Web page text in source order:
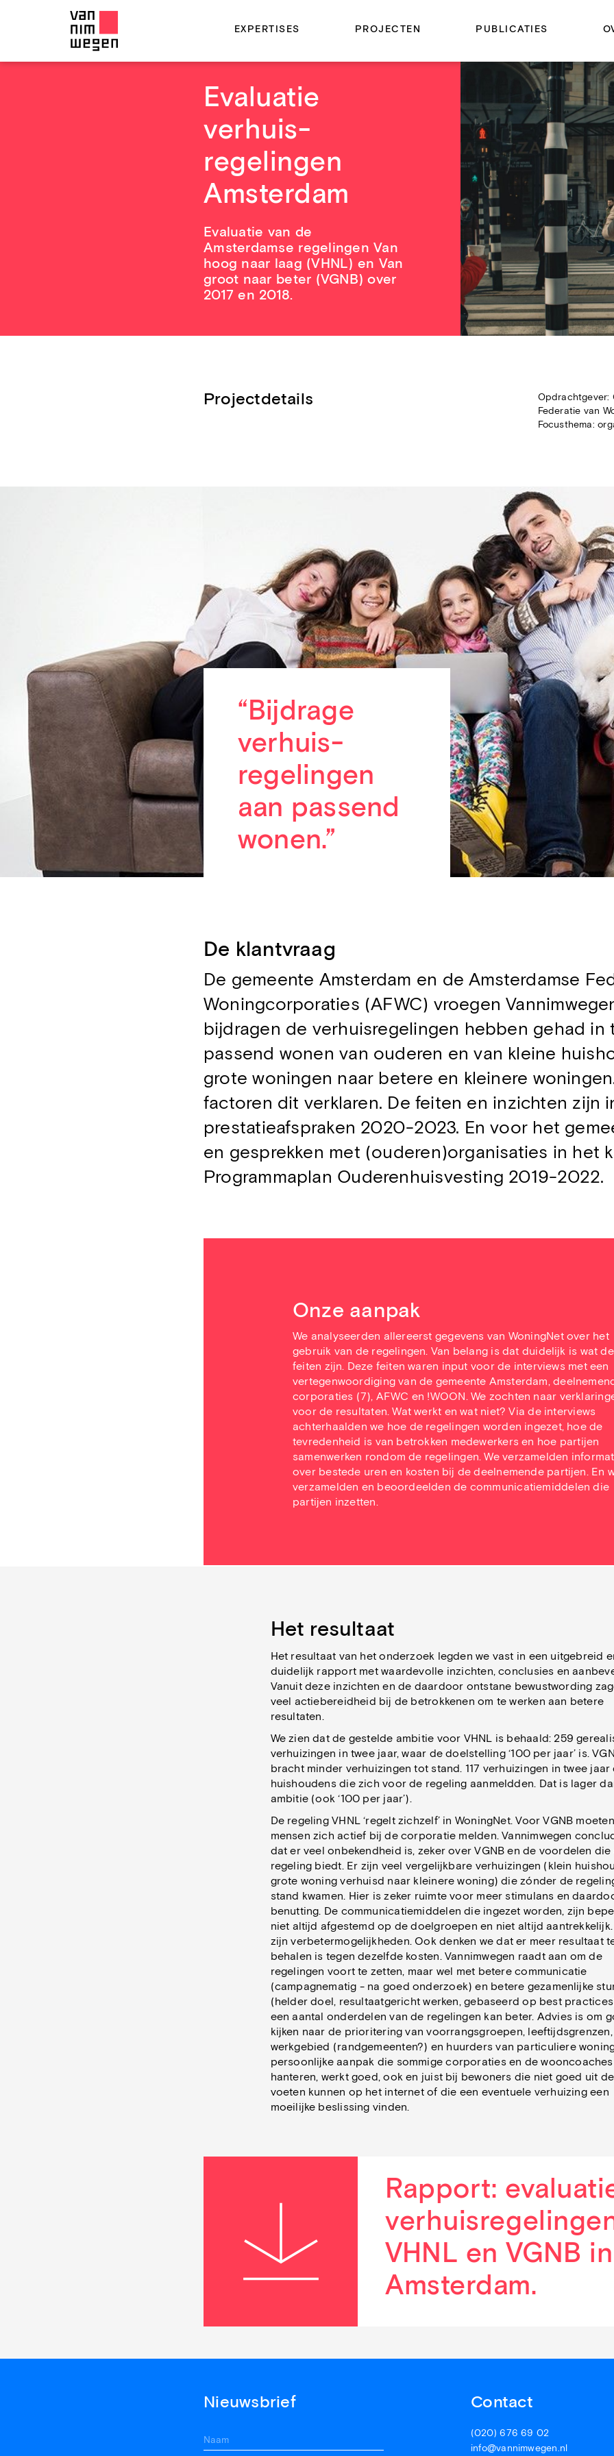
EXPERTISES PROJECTEN PUBLICATIES
Evaluatie
verhuis-
regelingen
Amsterdam
Evaluatie van de
Amsterdamse regelingen Van
hoog naar laag (VHNL) en Van
groot naar beter (VGNB) over
2017 en 2018.
Projectdetails
Opdrachtgever:
Federatie van
Focusthema:
“Bijdrage
verhuis-
regelingen
aan passend
wonen.”
De klantvraag
De gemeente Amsterdam en de Amsterdamse
Woningcorporaties (AFWC) vroegen
bijdragen de verhuisregelingen hebben gehad in
passend wonen van ouderen en van kleine
grote woningen naar betere en kleinere
factoren dit verklaren. De feiten en inzichten zijn
prestatieafspraken 2020-2023. En voor het
en gesprekken met (ouderen)organisaties in het
Programmaplan Ouderenhuisvesting 2019-2022.
Onze aanpak
We analyseerden allereerst gegevens van WoningNet over het
gebruik van de regelingen. Van belang is dat duidelijk is wat de
feiten zijn. Deze feiten waren input voor de interviews met een
vertegenwoordiging van de gemeente Amsterdam,
corporaties (7), AFWC en !WOON. We zochten naar
voor de resultaten. Wat werkt en wat niet? Via de interviews
achterhaalden we hoe de regelingen worden ingezet, hoe de
tevredenheid is van betrokken medewerkers en hoe partijen
samenwerken rondom de regelingen. We verzamelden
over bestede uren en kosten bij de deelnemende partijen. En
verzamelden en beoordeelden de communicatiemiddelen die
partijen inzetten.
Het resultaat
Het resultaat van het onderzoek legden we vast in een uitgebreid
duidelijk rapport met waardevolle inzichten, conclusies en
Vanuit deze inzichten en de daardoor ontstane bewustwording
veel actiebereidheid bij de betrokkenen om te werken aan betere
resultaten.
We zien dat de gestelde ambitie voor VHNL is behaald: 259
verhuizingen in twee jaar, waar de doelstelling ‘100 per jaar’ is.
bracht minder verhuizingen tot stand. 117 verhuizingen in twee
huishoudens die zich voor de regeling aanmeldden. Dat is lager
ambitie (ook ‘100 per jaar’).
De regeling VHNL ‘regelt zichzelf’ in WoningNet. Voor VGNB moeten
mensen zich actief bij de corporatie melden. Vannimwegen
dat er veel onbekendheid is, zeker over VGNB en de voordelen die
regeling biedt. Er zijn veel vergelijkbare verhuizingen (klein
grote woning verhuisd naar kleinere woning) die zónder de
stand kwamen. Hier is zeker ruimte voor meer stimulans en
benutting. De communicatiemiddelen die ingezet worden, zijn
niet altijd afgestemd op de doelgroepen en niet altijd
zijn verbetermogelijkheden. Ook denken we dat er meer resultaat
behalen is tegen dezelfde kosten. Vannimwegen raadt aan om de
regelingen voort te zetten, maar wel met betere communicatie
(campagnematig - na goed onderzoek) en betere gezamenlijke
(helder doel, resultaatgericht werken, gebaseerd op best
een aantal onderdelen van de regelingen kan beter. Advies is om
kijken naar de prioritering van voorrangsgroepen,
werkgebied (randgemeenten?) en huurders van particuliere
persoonlijke aanpak die sommige corporaties en de
hanteren, werkt goed, ook en juist bij bewoners die niet goed uit de
voeten kunnen op het internet of die een eventuele verhuizing een
moeilijke beslissing vinden.
Rapport:
VHNL en VGNB in
Amsterdam.
Nieuwsbrief Contact
(020) 676 69 02
info@vannimwegen.nl